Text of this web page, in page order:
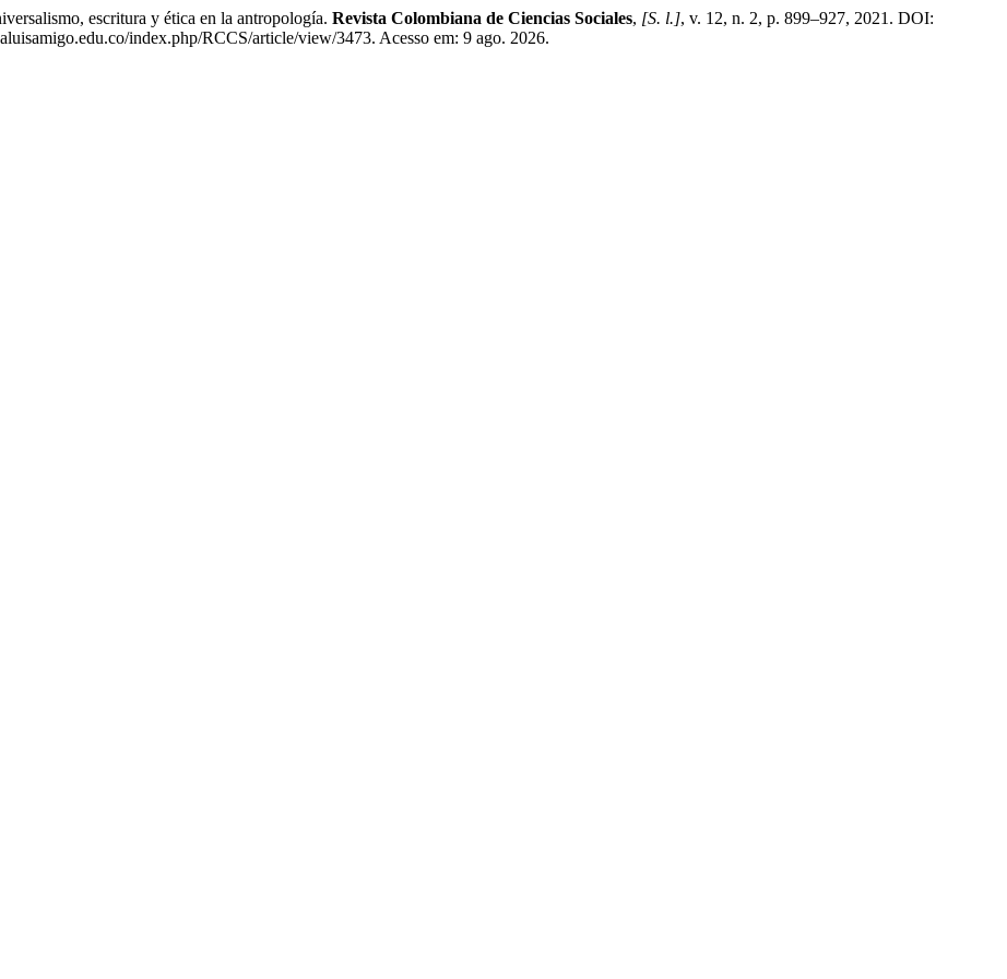
escritura y ética en la antropología. Revista Colombiana de Ciencias Sociales, [S. l.], v. 12, n. 2, p. 899–927, 2021. DOI:
index.php/RCCS/article/view/3473. Acesso em: 9 ago. 2026.